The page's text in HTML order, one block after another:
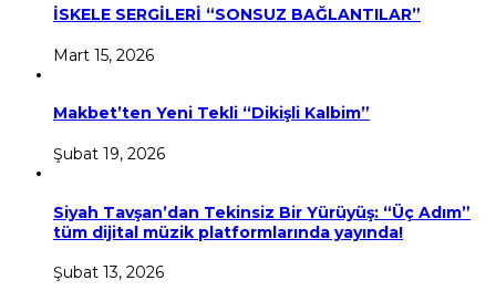
İSKELE SERGİLERİ “SONSUZ BAĞLANTILAR”
Mart 15, 2026
Makbet’ten Yeni Tekli “Dikişli Kalbim”
Şubat 19, 2026
Siyah Tavşan’dan Tekinsiz Bir Yürüyüş: “Üç Adım”
tüm dijital müzik platformlarında yayında!
Şubat 13, 2026